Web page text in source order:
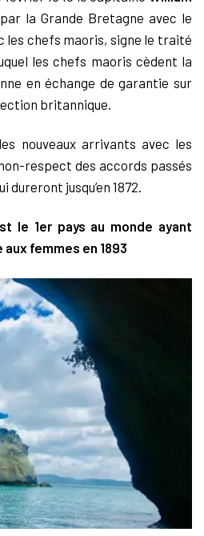
la Grande Bretagne avec le
les chefs maoris, signe le traité
les chefs maoris cèdent la
en échange de garantie sur
britannique.
nouveaux arrivants avec les
respect des accords passés
jusqu’en 1872.
le 1er pays au monde ayant
femmes en 1893